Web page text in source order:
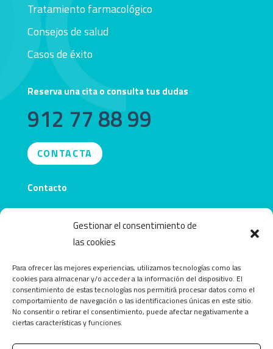
Gestionar el consentimiento de
las cookies
Para ofrecer las mejores experiencias, utilizamos tecnologías como las
cookies para almacenar y/o acceder a la información del dispositivo. El
consentimiento de estas tecnologías nos permitirá procesar datos como el
comportamiento de navegación o las identificaciones únicas en este sitio.
No consentir o retirar el consentimiento, puede afectar negativamente a
ciertas características y funciones.
Tratamiento farmacológico
Consejos de salud
Casos de éxito
Reserva una cita o consulta tus dudas
912 77 88 99
CONTACTA
Contacto
info@obecentro.com